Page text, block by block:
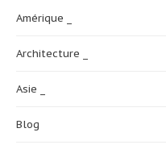
Amérique _
Architecture _
Asie _
Blog